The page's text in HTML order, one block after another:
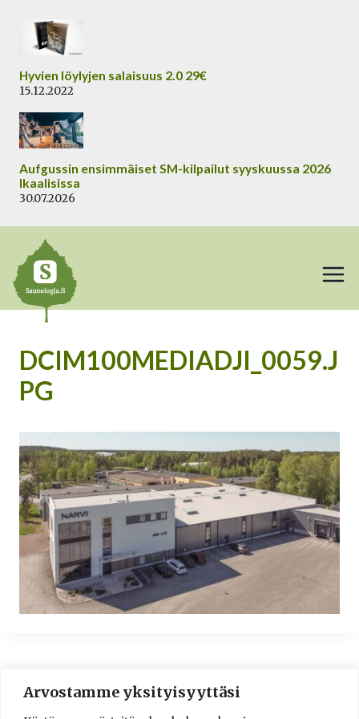
Arvostamme yksityisyyttäsi
sisältöön
Hyvien löylyjen salaisuus 2.0 29€
15.12.2022
Aufgussin ensimmäiset SM-kilpailut syyskuussa 2026
Ikaalisissa
30.07.2026
DCIM100MEDIADJI_0059.J
PG
© 2016-2025 Lassi A. Liikkanen